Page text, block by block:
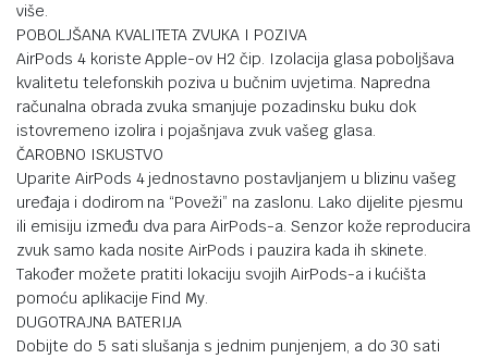
više.
POBOLJŠANA KVALITETA ZVUKA I POZIVA
AirPods 4 koriste Apple-ov H2 čip. Izolacija glasa poboljšava
kvalitetu telefonskih poziva u bučnim uvjetima. Napredna
računalna obrada zvuka smanjuje pozadinsku buku dok
istovremeno izolira i pojašnjava zvuk vašeg glasa.
ČAROBNO ISKUSTVO
Uparite AirPods 4 jednostavno postavljanjem u blizinu vašeg
uređaja i dodirom na “Poveži” na zaslonu. Lako dijelite pjesmu
ili emisiju između dva para AirPods-a. Senzor kože reproducira
zvuk samo kada nosite AirPods i pauzira kada ih skinete.
Također možete pratiti lokaciju svojih AirPods-a i kućišta
pomoću aplikacije Find My.
DUGOTRAJNA BATERIJA
Dobijte do 5 sati slušanja s jednim punjenjem, a do 30 sati